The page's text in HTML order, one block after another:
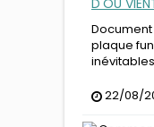
D'OÙ
plaque
22/08/